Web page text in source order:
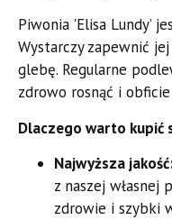
Piwonia 'Elisa Lundy’
Wystarczy zapewnić
glebę. Regularne
zdrowo rosnąć i
Dlaczego warto kupić
Najwyższa
z naszej własnej
zdrowie i szybki